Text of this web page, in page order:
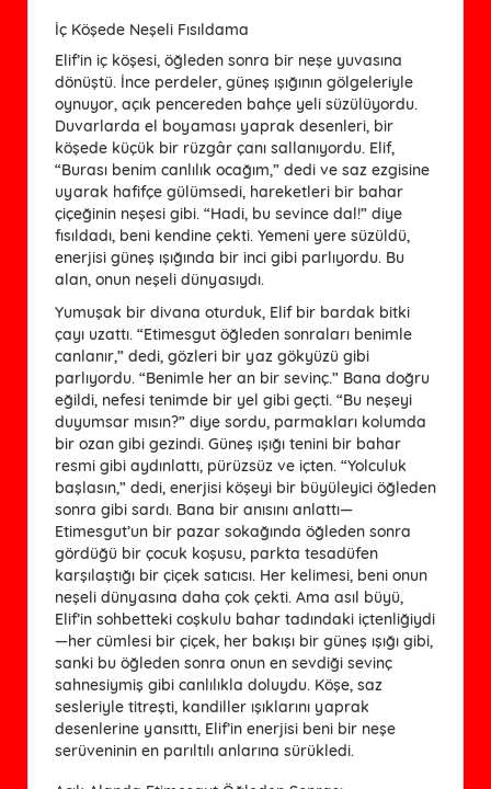
İç Köşede Neşeli Fısıldama
Elif’in iç köşesi, öğleden sonra bir neşe yuvasına
dönüştü. İnce perdeler, güneş ışığının gölgeleriyle
oynuyor, açık pencereden bahçe yeli süzülüyordu.
Duvarlarda el boyaması yaprak desenleri, bir
köşede küçük bir rüzgâr çanı sallanıyordu. Elif,
“Burası benim canlılık ocağım,” dedi ve saz ezgisine
uyarak hafifçe gülümsedi, hareketleri bir bahar
çiçeğinin neşesi gibi. “Hadi, bu sevince dal!” diye
fısıldadı, beni kendine çekti. Yemeni yere süzüldü,
enerjisi güneş ışığında bir inci gibi parlıyordu. Bu
alan, onun neşeli dünyasıydı.
Yumuşak bir divana oturduk, Elif bir bardak bitki
çayı uzattı. “Etimesgut öğleden sonraları benimle
canlanır,” dedi, gözleri bir yaz gökyüzü gibi
parlıyordu. “Benimle her an bir sevinç.” Bana doğru
eğildi, nefesi tenimde bir yel gibi geçti. “Bu neşeyi
duyumsar mısın?” diye sordu, parmakları kolumda
bir ozan gibi gezindi. Güneş ışığı tenini bir bahar
resmi gibi aydınlattı, pürüzsüz ve içten. “Yolculuk
başlasın,” dedi, enerjisi köşeyi bir büyüleyici öğleden
sonra gibi sardı. Bana bir anısını anlattı—
Etimesgut’un bir pazar sokağında öğleden sonra
gördüğü bir çocuk koşusu, parkta tesadüfen
karşılaştığı bir çiçek satıcısı. Her kelimesi, beni onun
neşeli dünyasına daha çok çekti. Ama asıl büyü,
Elif’in sohbetteki coşkulu bahar tadındaki içtenliğiydi
—her cümlesi bir çiçek, her bakışı bir güneş ışığı gibi,
sanki bu öğleden sonra onun en sevdiği sevinç
sahnesiymiş gibi canlılıkla doluydu. Köşe, saz
sesleriyle titreşti, kandiller ışıklarını yaprak
desenlerine yansıttı, Elif’in enerjisi beni bir neşe
serüveninin en parıltılı anlarına sürükledi.